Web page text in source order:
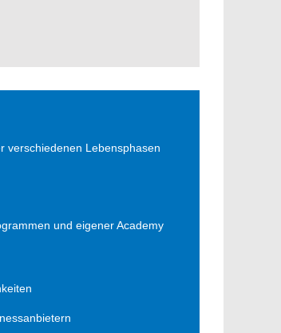
verschiedenen Lebensphasen
und eigener Academy